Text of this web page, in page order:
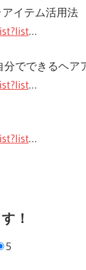
イテム活用法
…
でできるヘア
…
…
！
5